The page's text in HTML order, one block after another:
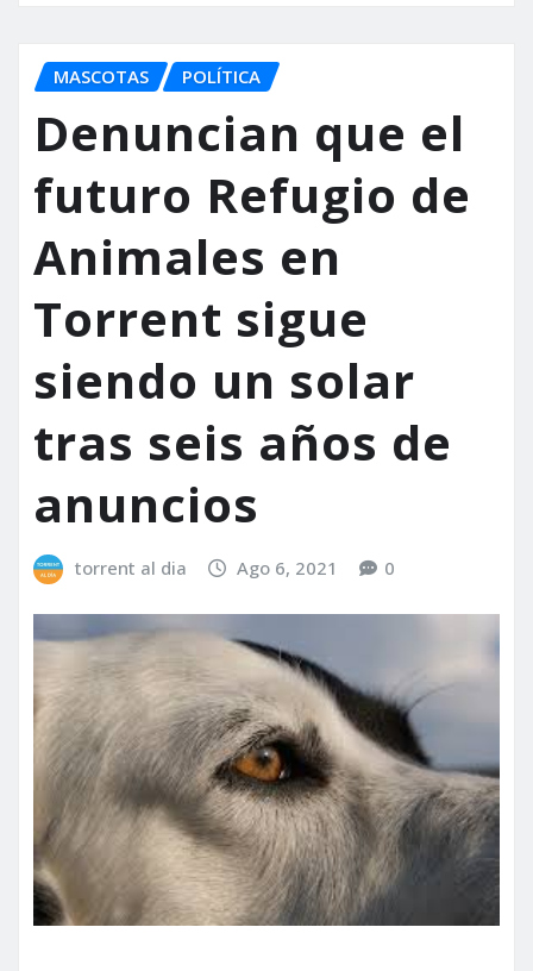
MASCOTAS POLÍTICA
Denuncian que el
futuro Refugio de
Animales en
Torrent sigue
siendo un solar
tras seis años de
anuncios
torrent al dia Ago 6, 2021 0